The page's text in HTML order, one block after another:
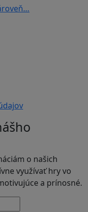
o našich
využívať hry vo
a prínosné.